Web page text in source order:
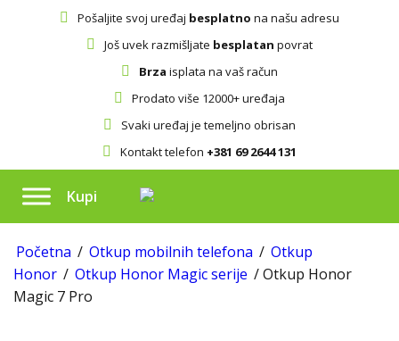
Pošaljite svoj uređaj besplatno na našu adresu
Još uvek razmišljate besplatan povrat
Brza isplata na vaš račun
Prodato više 12000+ uređaja
Svaki uređaj je temeljno obrisan
Kontakt telefon +381 69 2644 131
Kupi
Početna / Otkup mobilnih telefona / Otkup
Honor / Otkup Honor Magic serije / Otkup Honor
Magic 7 Pro